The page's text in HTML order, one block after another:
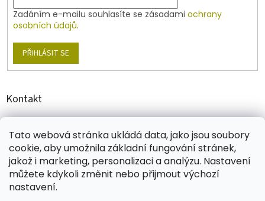
Tato webová stránka ukládá data, jako jsou soubory
cookie, aby umožnila základní fungování stránek,
jakož i marketing, personalizaci a analýzu. Nastavení
můžete kdykoli změnit nebo přijmout výchozí
nastavení.
i
Zadáním e-mailu souhlasíte se zásadami ochrany
osobních údajů.
PŘIHLÁSIT SE
Kontakt
+420 774 431 432